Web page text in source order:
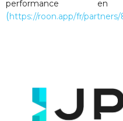
performance
(https://roon.app/fr/